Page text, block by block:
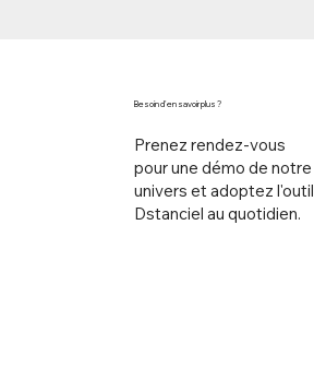
Besoin d'en savoir plus ?
Prenez rendez-vous
pour une démo de notre
univers et adoptez l'outil
Dstanciel au quotidien.